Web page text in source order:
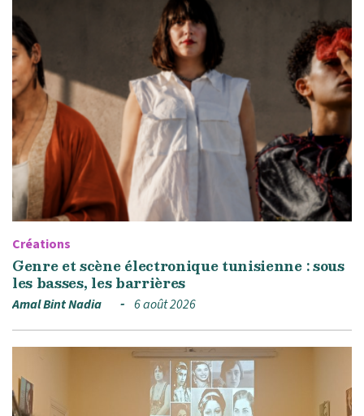
Créations
Genre et scène électronique tunisienne : sous
les basses, les barrières
Amal Bint Nadia 6 août 2026